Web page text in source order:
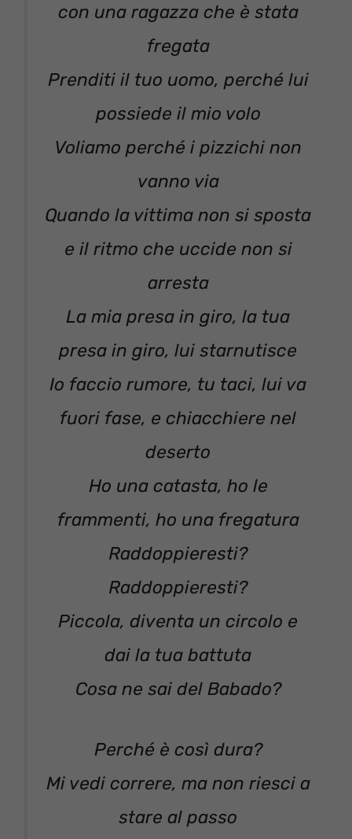
con una ragazza che è stata
fregata
Prenditi il tuo uomo, perché lui
possiede il mio volo
Voliamo perché i pizzichi non
vanno via
Quando la vittima non si sposta
e il ritmo che uccide non si
arresta
La mia presa in giro, la tua
presa in giro, lui starnutisce
Io faccio rumore, tu taci, lui va
fuori fase, e chiacchiere nel
deserto
Ho una catasta, ho le
frammenti, ho una fregatura
Raddoppieresti?
Raddoppieresti?
Piccola, diventa un circolo e
dai la tua battuta
Cosa ne sai del Babado?
Perché è così dura?
Mi vedi correre, ma non riesci a
stare al passo